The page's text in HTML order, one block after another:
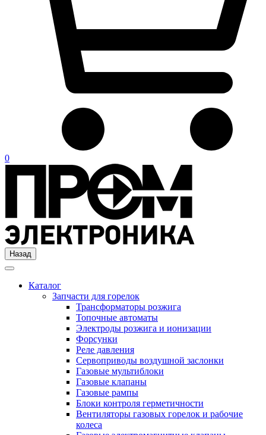
0
Назад
Каталог
Запчасти для горелок
Трансформаторы розжига
Топочные автоматы
Электроды розжига и ионизации
Форсунки
Реле давления
Сервоприводы воздушной заслонки
Газовые мультиблоки
Газовые клапаны
Газовые рампы
Блоки контроля герметичности
Вентиляторы газовых горелок и рабочие
колеса